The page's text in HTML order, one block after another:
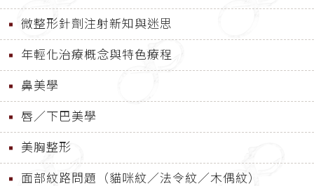
微整形針劑注射新知與迷思
年輕化治療概念與特色療程
鼻美學
唇／下巴美學
美胸整形
面部紋路問題（貓咪紋／法令紋／木偶紋）